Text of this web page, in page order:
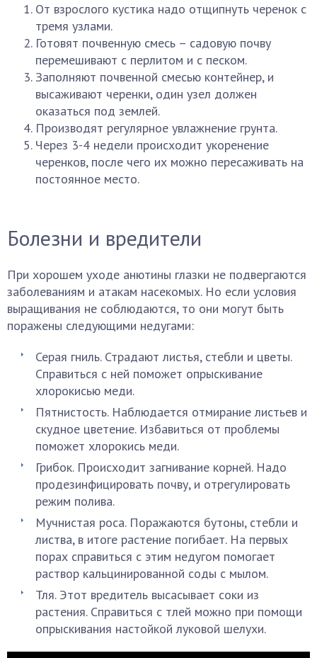
От взрослого кустика надо отщипнуть черенок с
тремя узлами.
Готовят почвенную смесь – садовую почву
перемешивают с перлитом и с песком.
Заполняют почвенной смесью контейнер, и
высаживают черенки, один узел должен
оказаться под землей.
Производят регулярное увлажнение грунта.
Через 3-4 недели происходит укоренение
черенков, после чего их можно пересаживать на
постоянное место.
Болезни и вредители
При хорошем уходе анютины глазки не подвергаются
заболеваниям и атакам насекомых. Но если условия
выращивания не соблюдаются, то они могут быть
поражены следующими недугами:
Серая гниль. Страдают листья, стебли и цветы.
Справиться с ней поможет опрыскивание
хлорокисью меди.
Пятнистость. Наблюдается отмирание листьев и
скудное цветение. Избавиться от проблемы
поможет хлорокись меди.
Грибок. Происходит загнивание корней. Надо
продезинфицировать почву, и отрегулировать
режим полива.
Мучнистая роса. Поражаются бутоны, стебли и
листва, в итоге растение погибает. На первых
порах справиться с этим недугом помогает
раствор кальцинированной соды с мылом.
Тля. Этот вредитель высасывает соки из
растения. Справиться с тлей можно при помощи
опрыскивания настойкой луковой шелухи.